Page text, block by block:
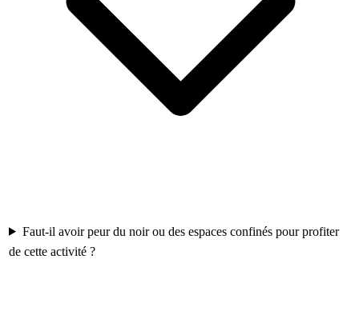
Faut-il avoir peur du noir ou des espaces confinés pour profiter
de cette activité ?